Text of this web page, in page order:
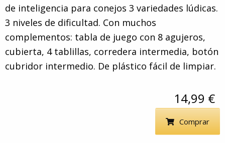
de inteligencia para conejos 3 variedades lúdicas.
3 niveles de dificultad. Con muchos
complementos: tabla de juego con 8 agujeros,
cubierta, 4 tablillas, corredera intermedia, botón
cubridor intermedio. De plástico fácil de limpiar.
14,99 €
Comprar